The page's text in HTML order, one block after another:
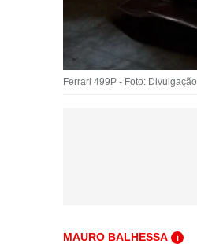
Ferrari 499P - Foto: Divulgação
MAURO BALHESSA i